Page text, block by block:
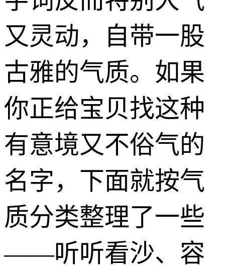
又灵动，自带一股
古雅的气质。如果
你正给宝贝找这种
有意境又不俗气的
名字，下面就按气
质分类整理了一些
——听听看沙、容